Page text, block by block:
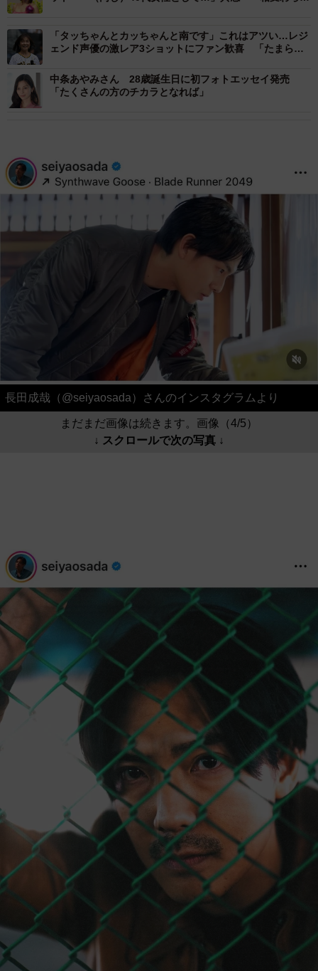
「タッちゃんとカッちゃんと南です」これはアツい…レジ
ェンド声優の激レア3ショットにファン歓喜 「たまらな
中条あやみさん 28歳誕生日に初フォトエッセイ発売
「たくさんの方のチカラとなれば」
長田成哉（@seiyaosada）さんのインスタグラムより
まだまだ画像は続きます。画像（4/5）
↓ スクロールで次の写真 ↓